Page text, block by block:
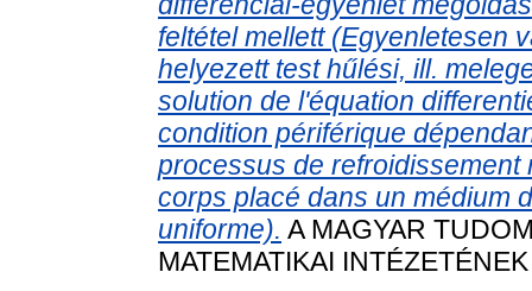
feltétel mellett (Egyenletesen
helyezett test hűlési, ill.
solution de l'équation
condition périférique
processus de
corps placé dans un médium
uniforme). A MAGYAR
MATEMATIKAI